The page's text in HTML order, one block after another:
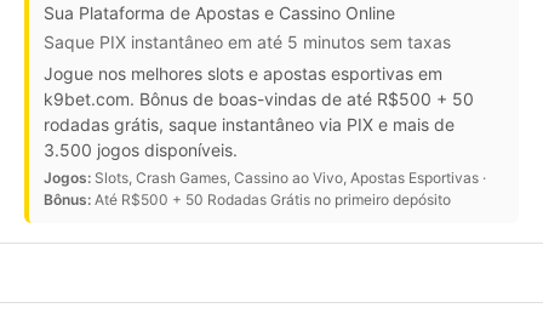
Sua Plataforma de Apostas e Cassino Online
Saque PIX instantâneo em até 5 minutos sem taxas
Jogue nos melhores slots e apostas esportivas em
k9bet.com. Bônus de boas-vindas de até R$500 + 50
rodadas grátis, saque instantâneo via PIX e mais de
3.500 jogos disponíveis.
Jogos: Slots, Crash Games, Cassino ao Vivo, Apostas Esportivas ·
Bônus: Até R$500 + 50 Rodadas Grátis no primeiro depósito